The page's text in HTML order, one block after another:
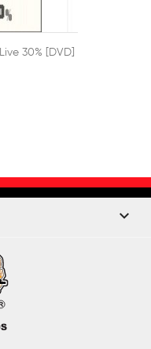
SZYBKI PODGLĄD
30% [DVD]
keyboard_arrow_down